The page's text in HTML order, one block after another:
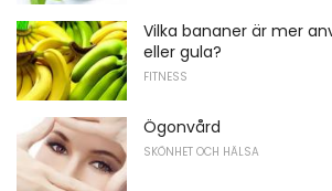
Vilka bananer är mer
eller gula?
FITNESS
Ögonvård
SKÖNHET OCH HÄLSA